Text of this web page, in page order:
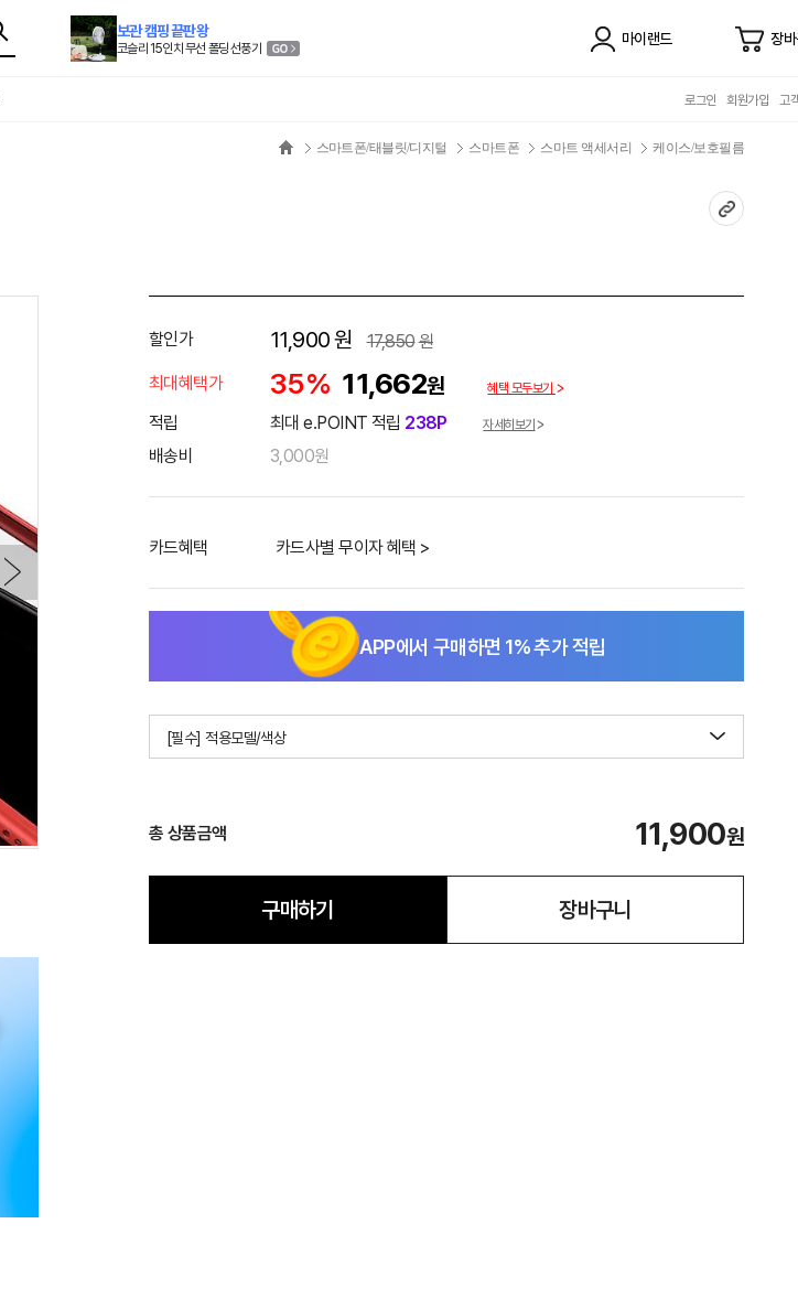
보관 캠핑 끝판왕
코슬리 15인치 무선 폴딩 선풍기
마이랜드 장
로그인 회원가입 고
스마트폰/태블릿/디지털 스마트폰 스마트 액세서리 케이스/보호필름
할인가 11,900원 17,850원
최대혜택가
35% 11,662원 혜택 모두보기
적립 최대 e.POINT 적립 238P 자세히보기
배송비 3,000원
카드혜택 카드사별 무이자 혜택 >
APP에서 구매하면 1% 추가 적립
[필수] 적용모델/색상
총 상품금액 11,900원
구매하기 장바구니